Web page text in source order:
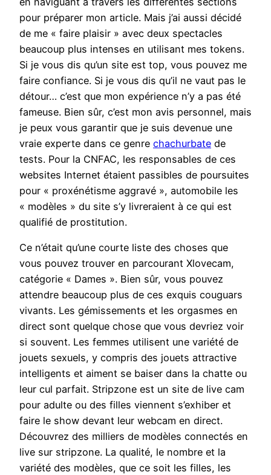
pour préparer mon article. Mais j’ai aussi décidé
de me « faire plaisir » avec deux spectacles
beaucoup plus intenses en utilisant mes tokens.
Si je vous dis qu’un site est top, vous pouvez me
faire confiance. Si je vous dis qu’il ne vaut pas le
détour… c’est que mon expérience n’y a pas été
fameuse. Bien sûr, c’est mon avis personnel, mais
je peux vous garantir que je suis devenue une
vraie experte dans ce genre chachurbate de
tests. Pour la CNFAC, les responsables de ces
websites Internet étaient passibles de poursuites
pour « proxénétisme aggravé », automobile les
« modèles » du site s’y livreraient à ce qui est
qualifié de prostitution.
Ce n’était qu’une courte liste des choses que
vous pouvez trouver en parcourant Xlovecam,
catégorie « Dames ». Bien sûr, vous pouvez
attendre beaucoup plus de ces exquis couguars
vivants. Les gémissements et les orgasmes en
direct sont quelque chose que vous devriez voir
si souvent. Les femmes utilisent une variété de
jouets sexuels, y compris des jouets attractive
intelligents et aiment se baiser dans la chatte ou
leur cul parfait. Stripzone est un site de live cam
pour adulte ou des filles viennent s’exhiber et
faire le show devant leur webcam en direct.
Découvrez des milliers de modèles connectés en
live sur stripzone. La qualité, le nombre et la
variété des modèles, que ce soit les filles, les